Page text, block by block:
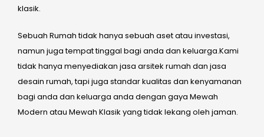
klasik.
Sebuah Rumah tidak hanya sebuah aset atau investasi,
namun juga tempat tinggal bagi anda dan keluarga.Kami
tidak hanya menyediakan jasa arsitek rumah dan jasa
desain rumah, tapi juga standar kualitas dan kenyamanan
bagi anda dan keluarga anda dengan gaya Mewah
Modern atau Mewah Klasik yang tidak lekang oleh jaman.